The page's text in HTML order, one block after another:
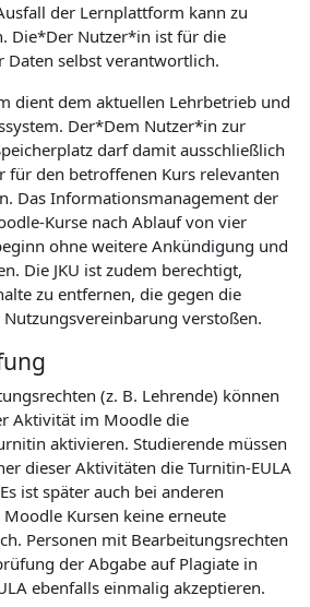
der Lernplattform kann zu
Die*Der Nutzer*in ist für die
Daten selbst verantwortlich.
dient dem aktuellen Lehrbetrieb und
Der*Dem Nutzer*in zur
darf damit ausschließlich
für den betroffenen Kurs relevanten
Das Informationsmanagement der
Kurse nach Ablauf von vier
ohne weitere Ankündigung und
Die JKU ist zudem berechtigt,
zu entfernen, die gegen die
verstoßen.
(z. B. Lehrende) können
Aktivität im Moodle die
aktivieren. Studierende müssen
dieser Aktivitäten die Turnitin-EULA
ist später auch bei anderen
Kursen keine erneute
Personen mit Bearbeitungsrechten
der Abgabe auf Plagiate in
ebenfalls einmalig akzeptieren.